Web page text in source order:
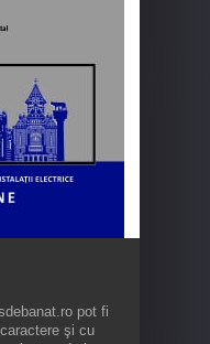
pot fi
şi cu